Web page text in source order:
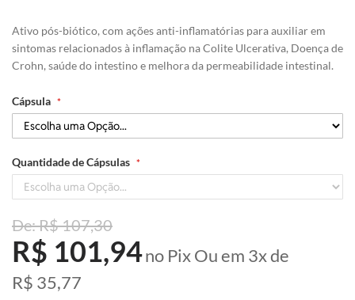
Ativo pós-biótico, com ações anti-inflamatórias para auxiliar em
sintomas relacionados à inflamação na Colite Ulcerativa, Doença de
Crohn, saúde do intestino e melhora da permeabilidade intestinal.
Cápsula
Quantidade de Cápsulas
R$ 107,30
R$ 101,94no PixOu em 3xde
R$ 35,77
Galeria
de
imagens